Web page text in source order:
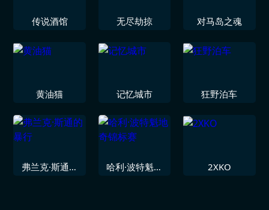
传说酒馆 无尽劫掠 对马岛之魂
黄油猫 记忆城市 狂野泊车
弗兰克·斯通的
哈利·波特魁地
2XKO